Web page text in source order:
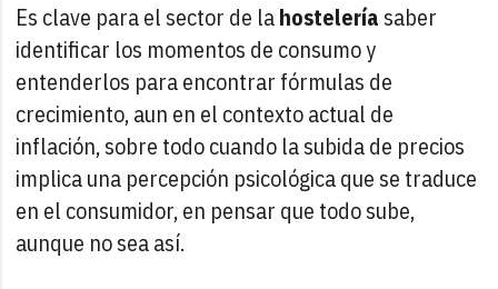
Es clave para el sector de lahostelería saber
identificar los momentos de consumo y
entenderlos para encontrar fórmulas de
crecimiento, aun en el contexto actual de
inflación, sobre todo cuando la subida de precios
implica una percepción psicológica que se traduce
en el consumidor, en pensar que todo sube,
aunque no sea así.